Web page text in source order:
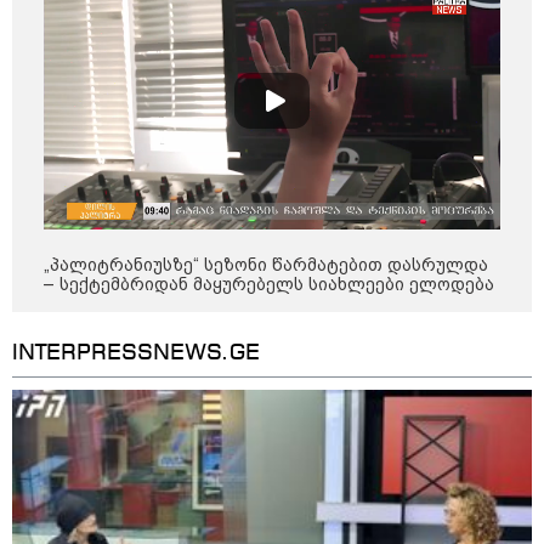
"საქართველოსთვის თქვენზე ნაკლები
მებრძოლის დედა ვატირე!" - რას ამბობს
გიორგი ბარამიძე პროკურატურის
განცხადების შემდეგ
19:05 / 07-08-2026
„პალიტრანიუსზე“ სეზონი წარმატებით დასრულდა
– სექტემბრიდან მაყურებელს სიახლეები ელოდება
INTERPRESSNEWS.GE